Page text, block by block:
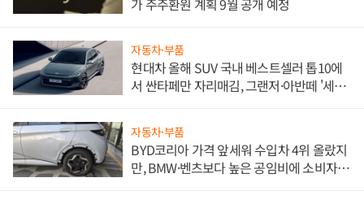
자동차·부품
현대차 올해 SUV 국내 베스트셀러 톱10에
서 싼타페만 자리매김, 그랜저·아반떼 '세단
자동차·부품
BYD코리아 가격 앞세워 수입차 4위 올랐지
만, BMW·벤츠보다 높은 공임비에 소비자